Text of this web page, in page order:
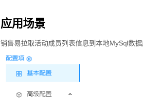
应用场景
销售易拉取活动成员列表信息到本地MySql数